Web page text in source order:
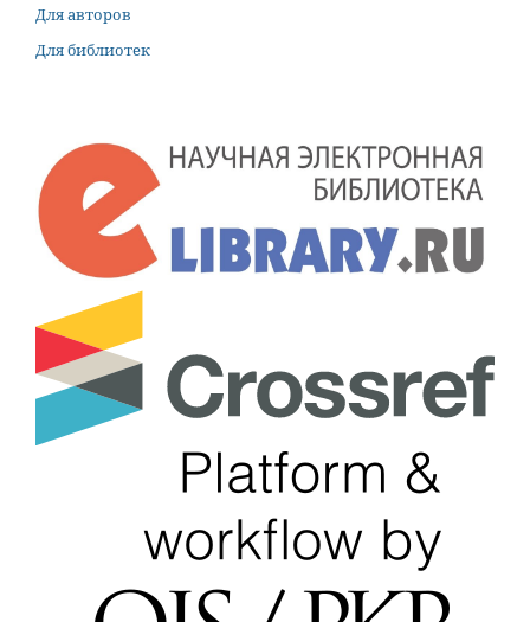
Для авторов
Для библиотек